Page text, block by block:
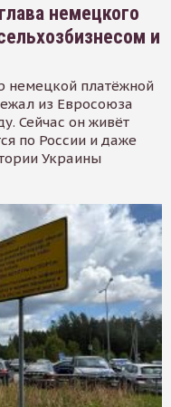
немецкого
и
немецкой платёжной
из Евросоюза
Сейчас он живёт
по России и даже
Украины